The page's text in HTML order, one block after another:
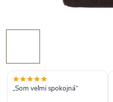
„Som veľmi spokojná“